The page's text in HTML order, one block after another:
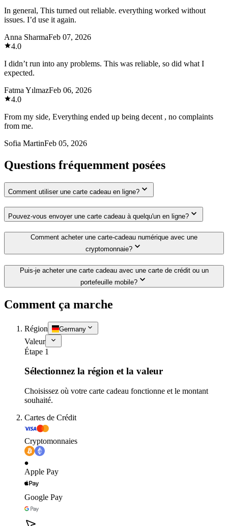
In general, This turned out reliable. everything worked without
issues. I’d use it again.
Anna SharmaFeb 07, 2026
4.0
I didn’t run into any problems. This was reliable, so did what I
expected.
Fatma YılmazFeb 06, 2026
4.0
From my side, Everything ended up being decent , no complaints
from me.
Sofia MartinFeb 05, 2026
Questions fréquemment posées
Comment utiliser une carte cadeau en ligne?
Pouvez-vous envoyer une carte cadeau à quelqu'un en ligne?
Comment acheter une carte-cadeau numérique avec une
cryptomonnaie?
Puis-je acheter une carte cadeau avec une carte de crédit ou un
portefeuille mobile?
Comment ça marche
Région Germany
Valeur
Étape 1
Sélectionnez la région et la valeur
Choisissez où votre carte cadeau fonctionne et le montant
souhaité.
Cartes de Crédit
Cryptomonnaies
Apple Pay
Google Pay